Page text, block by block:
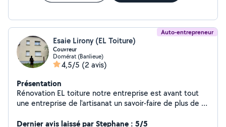
Auto-entrepreneur
Esaie Lirony (EL Toiture)
Couvreur
Domérat (Banlieue)
4,5/5 (2 avis)
Présentation
Rénovation EL toiture notre entreprise est avant tout
une entreprise de l'artisanat un savoir-faire de plus de 10
PROBLEMES, TELS QUE: MOUSSE, LICHENS, ALGUE,
Dernier avis laissé par Stephane : 5/5